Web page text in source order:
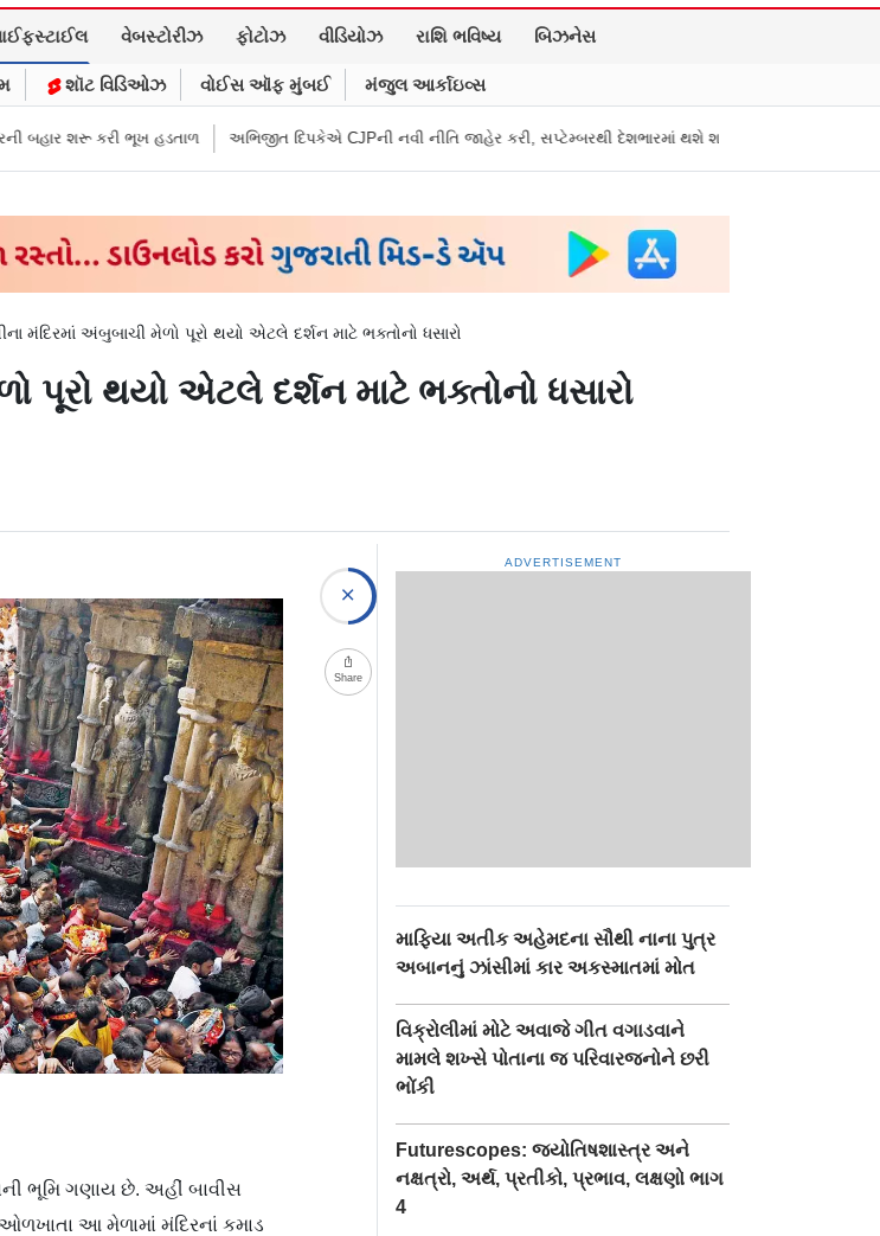
વેબસ્ટોરીઝ ફોટોઝ વીડિયોઝ રાશિ ભવિષ્ય બિઝનેસ
શૉટ વિડિઓઝ વોઈસ ઑફ મુંબઈ મંજુલ આર્કાઇવ્સ
હડતાળ અભિજીત દિપકેએ CJPની નવી નીતિ જાહેર કરી, સપ્ટેમ્બરથી દેશભારમાં થશે શરૂ તુકારામ મુંઢે On Fire: "સરકારી
મંદિરમાં અંબુબાચી મેળો પૂરો થયો એટલે દર્શન માટે ભક્તોનો ધસારો
પૂરો થયો એટલે દર્શન માટે ભક્તોનો ધસારો
ભૂમિ ગણાય છે. અહીં બાવીસ
આ મેળામાં મંદિરનાં કમાડ
Share
ADVERTISEMENT
માફિયા અતીક અહેમદના સૌથી નાના પુત્ર
અબાનનું ઝાંસીમાં કાર અકસ્માતમાં મોત
વિક્રોલીમાં મોટે અવાજે ગીત વગાડવાને
મામલે શખ્સે પોતાના જ પરિવારજનોને છરી
ભોંકી
Futurescopes: જ્યોતિષશાસ્ત્ર અને
નક્ષત્રો, અર્થ, પ્રતીકો, પ્રભાવ, લક્ષણો ભાગ
4